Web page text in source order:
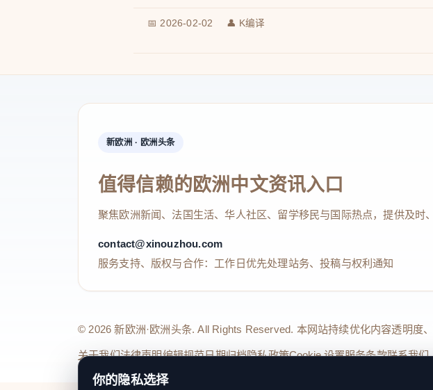
📅 2026-02-02 👤 K编译
新欧洲 · 欧洲头条
值得信赖的欧洲中文资讯入口
聚焦欧洲新闻、法国生活、华人社区、留学移民与国际热点，提供及
contact@xinouzhou.com
服务支持、版权与合作：工作日优先处理站务、投稿与权利通知
© 2026 新欧洲·欧洲头条. All Rights Reserved. 本网站持续优化内容透明度
关于我们法律声明编辑规范日期归档隐私政策Cookie 设置服务条款联系我们
你的隐私选择